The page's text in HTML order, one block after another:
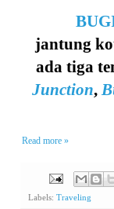
jantung
ada tiga
Junction,
Read more »
Labels: Traveling